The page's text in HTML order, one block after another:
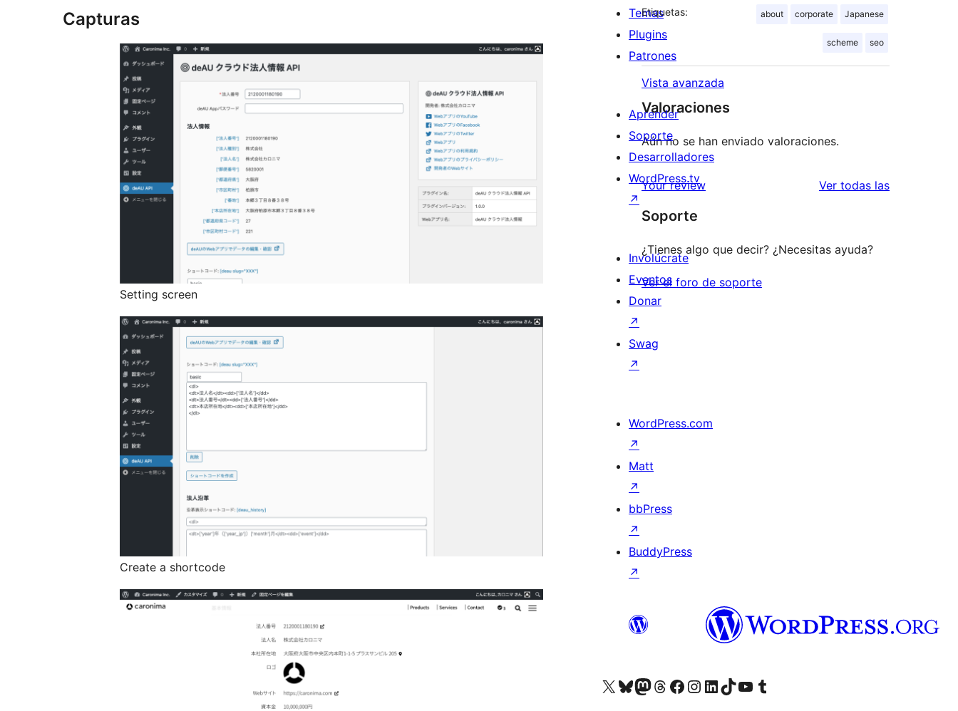
Capturas
Setting screen
Create a shortcode
Etiquetas: about corporate Japanese
scheme seo
Vista avanzada
Valoraciones
Aún no se han enviado valoraciones.
Your review Ver todas lasvaloraciones
Soporte
¿Tienes algo que decir? ¿Necesitas ayuda?
Ver el foro de soporte
Temas
Plugins
Patrones
Aprender
Soporte
Desarrolladores
WordPress.tv
↗
Involúcrate
Eventos
Donar
↗
Swag
↗
WordPress.com
↗
Matt
↗
bbPress
↗
BuddyPress
↗
Visita nuestra cuenta de X (anteriormente Twitter)
Visita nuestra cuenta de Bluesky
Visita nuestra cuenta de Mastodon
Visita nuestra cuenta de Threads
Visita nuestra página de Facebook
Visita nuestra cuenta de Instagram
Visita nuestra cuenta de LinkedIn
Visita nuestra cuenta de TikTok
Visita nuestro canal de YouTube
Visita nuestra cuenta de Tumblr